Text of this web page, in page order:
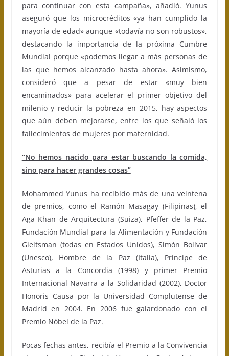
para continuar con esta campaña», añadió. Yunus
aseguró que los microcréditos «ya han cumplido la
mayoría de edad» aunque «todavía no son robustos»,
destacando la importancia de la próxima Cumbre
Mundial porque «podemos llegar a más personas de
las que hemos alcanzado hasta ahora». Asimismo,
consideró que a pesar de estar «muy bien
encaminados» para acelerar el primer objetivo del
milenio y reducir la pobreza en 2015, hay aspectos
que aún deben mejorarse, entre los que señaló los
fallecimientos de mujeres por maternidad.
“No hemos nacido para estar buscando la comida,
sino para hacer grandes cosas”
Mohammed Yunus ha recibido más de una veintena
de premios, como el Ramón Masagay (Filipinas), el
Aga Khan de Arquitectura (Suiza), Pfeffer de la Paz,
Fundación Mundial para la Alimentación y Fundación
Gleitsman (todas en Estados Unidos), Simón Bolívar
(Unesco), Hombre de la Paz (Italia), Príncipe de
Asturias a la Concordia (1998) y primer Premio
Internacional Navarra a la Solidaridad (2002), Doctor
Honoris Causa por la Universidad Complutense de
Madrid en 2004. En 2006 fue galardonado con el
Premio Nóbel de la Paz.
Pocas fechas antes, recibía el Premio a la Convivencia